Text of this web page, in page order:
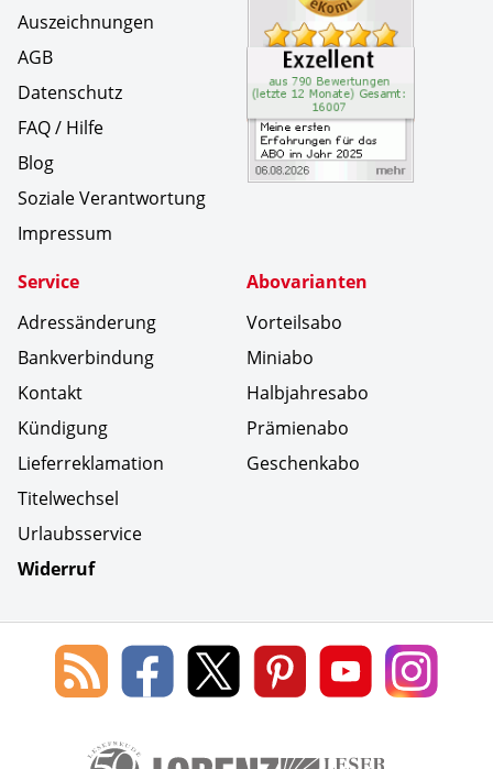
Auszeichnungen
AGB
Datenschutz
FAQ / Hilfe
Blog
Soziale Verantwortung
Impressum
Service
Adressänderung
Bankverbindung
Kontakt
Kündigung
Lieferreklamation
Titelwechsel
Urlaubsservice
Widerruf
Abovarianten
Vorteilsabo
Miniabo
Halbjahresabo
Prämienabo
Geschenkabo
Social Media
Blog
des
Leserservice
Lorenz
Leserservice
Lorenz
Leserservice
Lorenz
Leserservice
Lorenz
Leserservice
Lorenz